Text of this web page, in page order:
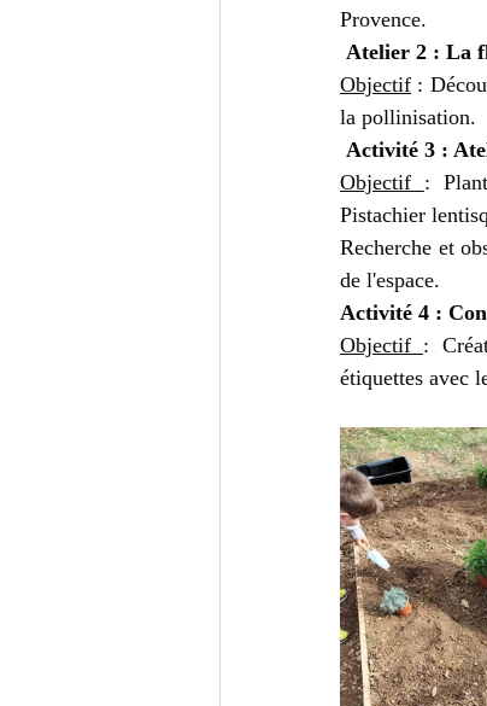
Provence.
Atelier 2 : La
Objectif :
la pollinisation.
Activité 3 :
Objectif :
Pistachier
Recherche et
de l'espace.
Activité 4 :
Objectif :
étiquettes avec